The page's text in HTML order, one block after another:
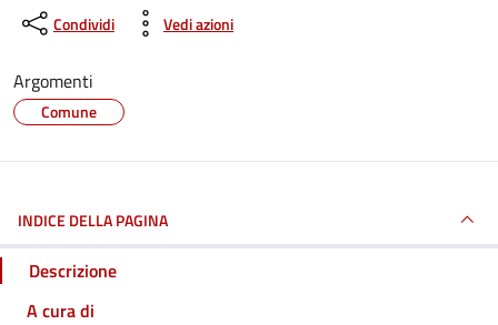
Condividi Vedi azioni
Argomenti
Comune
INDICE DELLA PAGINA
Descrizione
A cura di